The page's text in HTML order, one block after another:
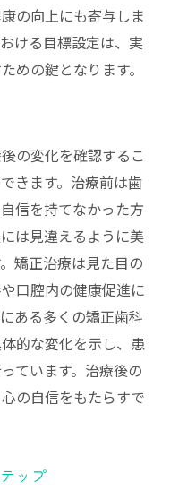
の向上にも寄与しま
ける目標設定は、実
めの鍵となります。
の変化を確認するこ
きます。治療前は歯
信を持てなかった方
は見違えるように美
矯正治療は見た目の
口腔内の健康促進に
ある多くの矯正歯科
的な変化を示し、患
ています。治療後の
の自信をもたらすで
ップ